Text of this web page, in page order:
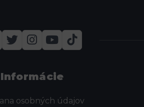
Informácie
osobných údajov